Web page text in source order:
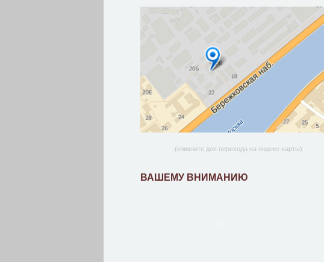
(кликните для перехода на яндекс-карты)
ВАШЕМУ ВНИМАНИЮ